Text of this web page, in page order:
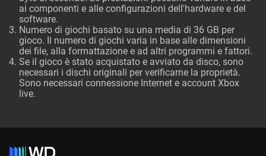
ai componenti e alle configurazioni dell'hardware e del
software.
Numero di giochi basato su una media di 36 GB per
gioco. Il numero di giochi varia in base alle dimensioni
dei file, alla formattazione e ad altri programmi e fattori.
Se il gioco è stato acquistato e avviato da disco, sono
necessari i dischi originali per verificarne la proprietà.
Sono necessari connessione Internet e account Xbox
live.